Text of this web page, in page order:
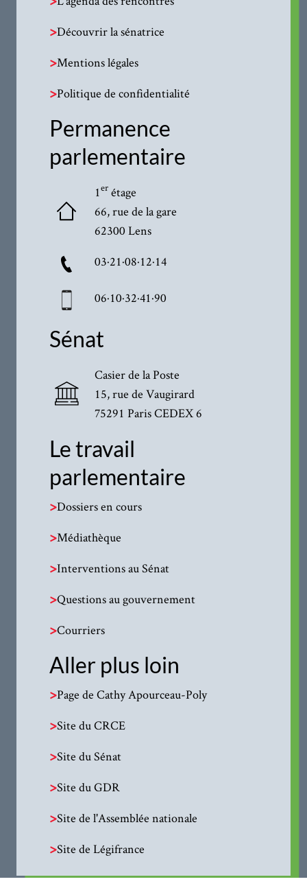
>Découvrir la sénatrice
>Mentions légales
>Politique de confidentialité
Permanence
parlementaire
1erétage
66, rue de la gare
62300 Lens
03·21·08·12·14
06·10·32·41·90
Sénat
Casier de la Poste
15, rue de Vaugirard
75291 Paris CEDEX 6
Le travail
parlementaire
>Dossiers en cours
>Médiathèque
>Interventions au Sénat
>Questions au gouvernement
>Courriers
Aller plus loin
>Page de Cathy Apourceau-Poly
>Site du CRCE
>Site du Sénat
>Site du GDR
>Site de l'Assemblée nationale
>Site de Légifrance